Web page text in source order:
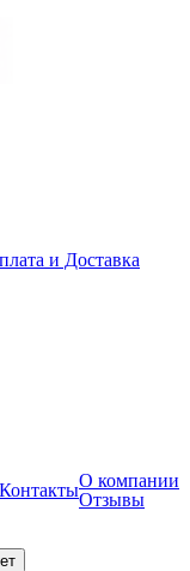
и Доставка
КонтактыО компании
Отзывы